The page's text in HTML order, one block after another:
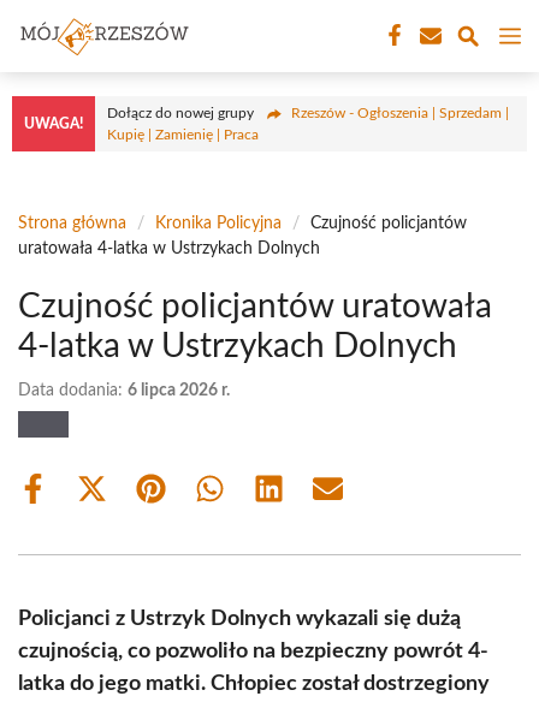
treści
UWAGA!
Dołącz do nowej grupy
Rzeszów - Ogłoszenia | Sprzedam |
Kupię | Zamienię | Praca
Strona główna / Kronika Policyjna /
Czujność policjantów
uratowała 4-latka w Ustrzykach Dolnych
Czujność policjantów uratowała
4-latka w Ustrzykach Dolnych
Data dodania: 6 lipca 2026 r.
Share
Share
(Twitter)
Share Share Share Share
Policjanci z Ustrzyk Dolnych wykazali się dużą
czujnością, co pozwoliło na bezpieczny powrót 4-
latka do jego matki. Chłopiec został dostrzegiony